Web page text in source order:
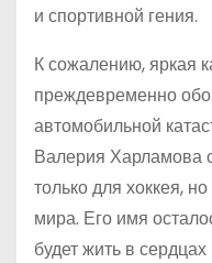
и спортивной гения.
К сожалению, яркая
преждевременно
автомобильной
Валерия Харламова
только для хоккея,
мира. Его имя
будет жить в